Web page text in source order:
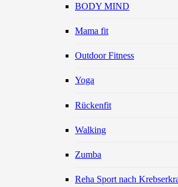
BODY MIND
Mama fit
Outdoor Fitness
Yoga
Rückenfit
Walking
Zumba
Reha Sport nach